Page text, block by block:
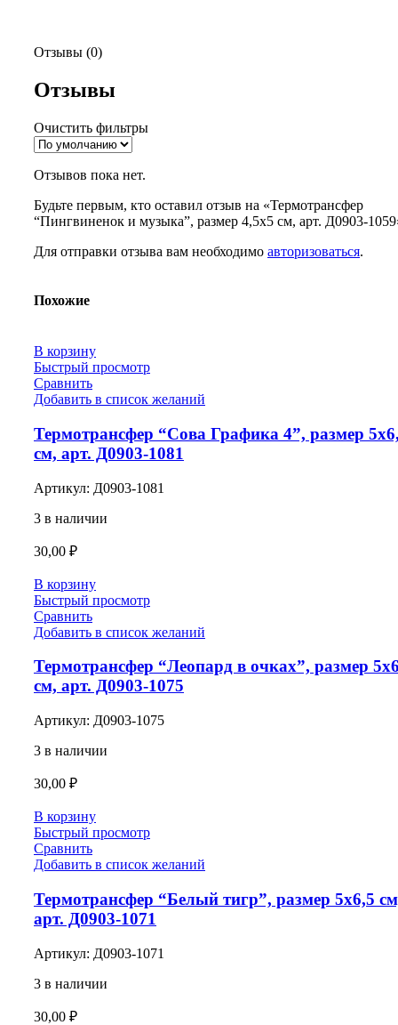
Отзывы (0)
Отзывы
Очистить фильтры
Отзывов пока нет.
Будьте первым, кто оставил отзыв на «Термотрансфер
“Пингвиненок и музыка”, размер 4,5х5 см, арт. Д0903-
Для отправки отзыва вам необходимо авторизоваться.
Похожие
В корзину
Быстрый просмотр
Сравнить
Добавить в список желаний
Термотрансфер “Сова Графика 4”, размер
см, арт. Д0903-1081
Артикул: Д0903-1081
3 в наличии
30,00 ₽
В корзину
Быстрый просмотр
Сравнить
Добавить в список желаний
Термотрансфер “Леопард в очках”, размер
см, арт. Д0903-1075
Артикул: Д0903-1075
3 в наличии
30,00 ₽
В корзину
Быстрый просмотр
Сравнить
Добавить в список желаний
Термотрансфер “Белый тигр”, размер 5х6,5
арт. Д0903-1071
Артикул: Д0903-1071
3 в наличии
30,00 ₽